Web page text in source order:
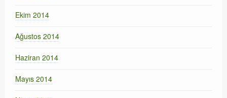
Ekim 2014
Ağustos 2014
Haziran 2014
Mayıs 2014